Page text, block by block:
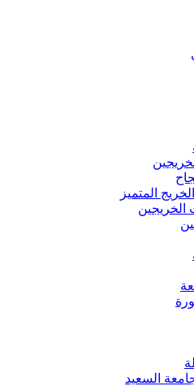
المتميز
الخريجين
السعيد